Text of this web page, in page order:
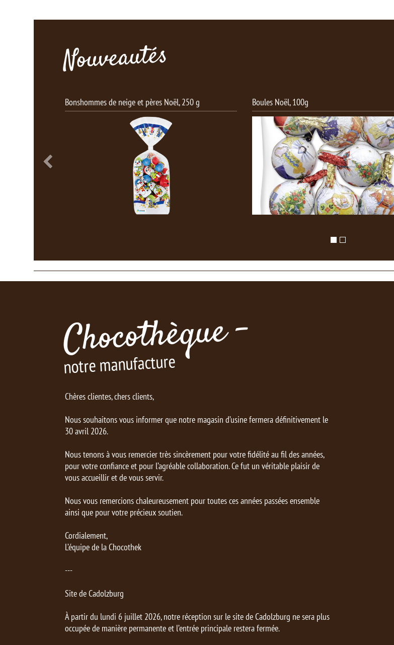
Nouveautés
Boules Noël, 100g Père Noël Bio, 75 g
Chocothèque -
notre manufacture
Chères clientes, chers clients,
Nous souhaitons vous informer que notre magasin d’usine fermera définitivement le
30 avril 2026.
Nous tenons à vous remercier très sincèrement pour votre fidélité au fil des années,
pour votre confiance et pour l’agréable collaboration. Ce fut un véritable plaisir de
vous accueillir et de vous servir.
Nous vous remercions chaleureusement pour toutes ces années passées ensemble
ainsi que pour votre précieux soutien.
Cordialement,
L’équipe de la Chocothek
---
Site de Cadolzburg
À partir du lundi 6 juillet 2026, notre réception sur le site de Cadolzburg ne sera plus
occupée de manière permanente et l’entrée principale restera fermée.